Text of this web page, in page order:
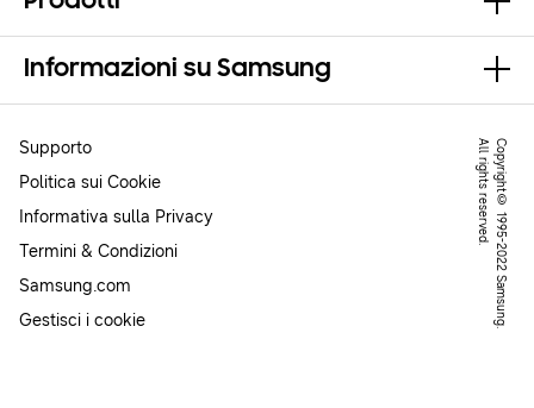
Informazioni su Samsung
C
o
p
y
r
ig
h
t
©
1
9
9
5
-
2
0
2
2
S
a
m
s
u
n
g
.
A
l
l
r
ig
h
t
s
r
e
s
e
r
v
e
d
.
Supporto
Politica sui Cookie
Informativa sulla Privacy
Termini & Condizioni
Samsung.com
Gestisci i cookie